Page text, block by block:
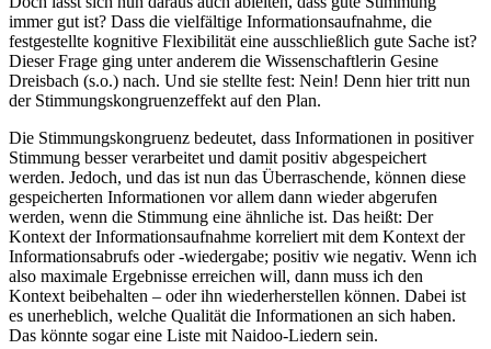
immer gut ist? Dass die vielfältige Informationsaufnahme, die
festgestellte kognitive Flexibilität eine ausschließlich gute Sache ist?
Dieser Frage ging unter anderem die Wissenschaftlerin Gesine
Dreisbach (s.o.) nach. Und sie stellte fest: Nein! Denn hier tritt nun
der Stimmungskongruenzeffekt auf den Plan.
Die Stimmungskongruenz bedeutet, dass Informationen in positiver
Stimmung besser verarbeitet und damit positiv abgespeichert
werden. Jedoch, und das ist nun das Überraschende, können diese
gespeicherten Informationen vor allem dann wieder abgerufen
werden, wenn die Stimmung eine ähnliche ist. Das heißt: Der
Kontext der Informationsaufnahme korreliert mit dem Kontext der
Informationsabrufs oder -wiedergabe; positiv wie negativ. Wenn ich
also maximale Ergebnisse erreichen will, dann muss ich den
Kontext beibehalten – oder ihn wiederherstellen können. Dabei ist
es unerheblich, welche Qualität die Informationen an sich haben.
Das könnte sogar eine Liste mit Naidoo-Liedern sein.